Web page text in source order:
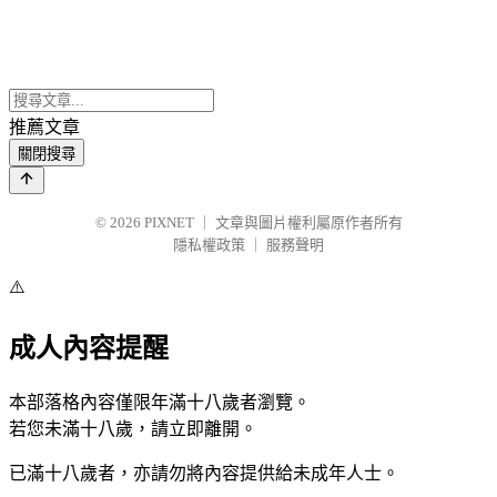
推薦文章
關閉搜尋
© 2026 PIXNET
文章與圖片權利屬原作者所有
隱私權政策
服務聲明
⚠️
成人內容提醒
本部落格內容僅限年滿十八歲者瀏覽。
若您未滿十八歲，請立即離開。
已滿十八歲者，亦請勿將內容提供給未成年人士。